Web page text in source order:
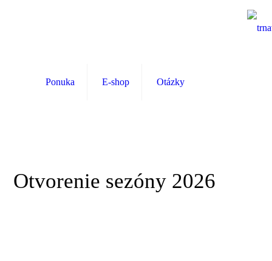
Ponuka E-shop Otázky
Otvorenie sezóny 2026